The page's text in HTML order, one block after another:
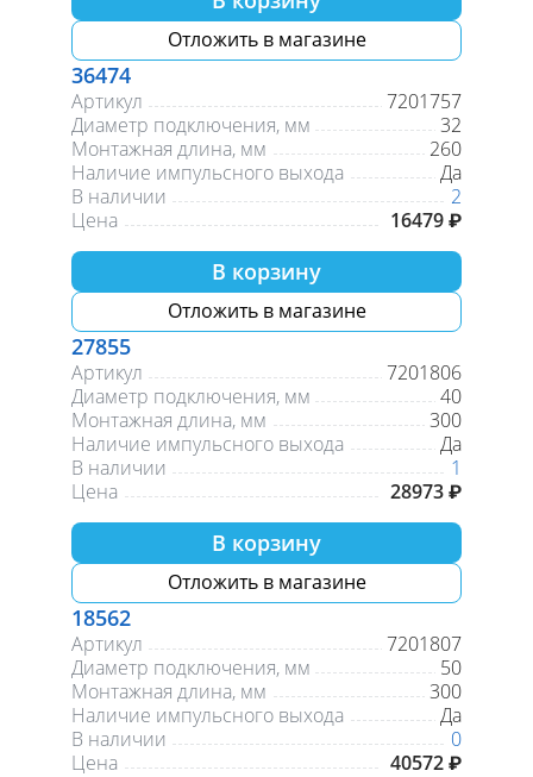
Отложить в магазине
36474
Артикул
7201757
Диаметр подключения, мм
32
Монтажная длина, мм
260
Наличие импульсного выхода
Да
В наличии
2
Цена
16479 ₽
В корзину
Отложить в магазине
27855
Артикул
7201806
Диаметр подключения, мм
40
Монтажная длина, мм
300
Наличие импульсного выхода
Да
В наличии
1
Цена
28973 ₽
В корзину
Отложить в магазине
18562
Артикул
7201807
Диаметр подключения, мм
50
Монтажная длина, мм
300
Наличие импульсного выхода
Да
В наличии
0
Цена
40572 ₽